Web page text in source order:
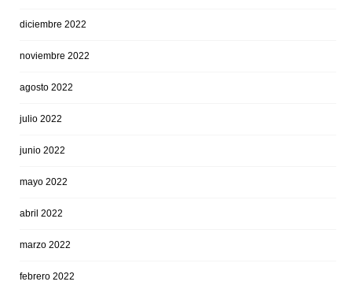
diciembre 2022
noviembre 2022
agosto 2022
julio 2022
junio 2022
mayo 2022
abril 2022
marzo 2022
febrero 2022